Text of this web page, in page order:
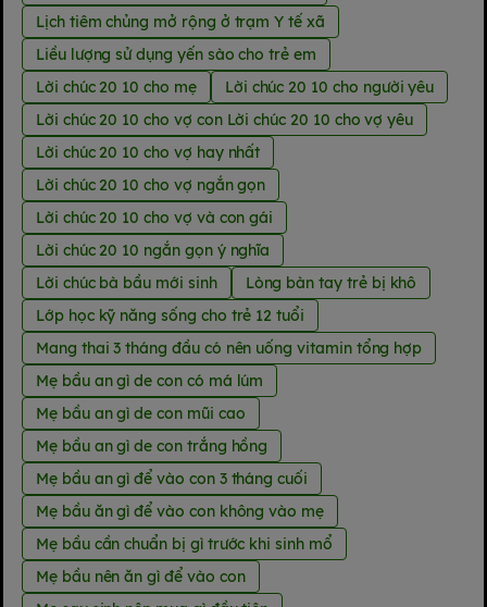
Lịch tiêm chủng mở rộng ở trạm Y tế xã
Liều lượng sử dụng yến sào cho trẻ em
Lời chúc 20 10 cho mẹ
Lời chúc 20 10 cho người yêu
Lời chúc 20 10 cho vợ con Lời chúc 20 10 cho vợ yêu
Lời chúc 20 10 cho vợ hay nhất
Lời chúc 20 10 cho vợ ngắn gọn
Lời chúc 20 10 cho vợ và con gái
Lời chúc 20 10 ngắn gọn ý nghĩa
Lời chúc bà bầu mới sinh
Lòng bàn tay trẻ bị khô
Lớp học kỹ năng sống cho trẻ 12 tuổi
Mang thai 3 tháng đầu có nên uống vitamin tổng hợp
Mẹ bầu an gì de con có má lúm
Mẹ bầu an gì de con mũi cao
Mẹ bầu an gì de con trắng hồng
Mẹ bầu an gì để vào con 3 tháng cuối
Mẹ bầu ăn gì để vào con không vào mẹ
Mẹ bầu cần chuẩn bị gì trước khi sinh mổ
Mẹ bầu nên ăn gì để vào con